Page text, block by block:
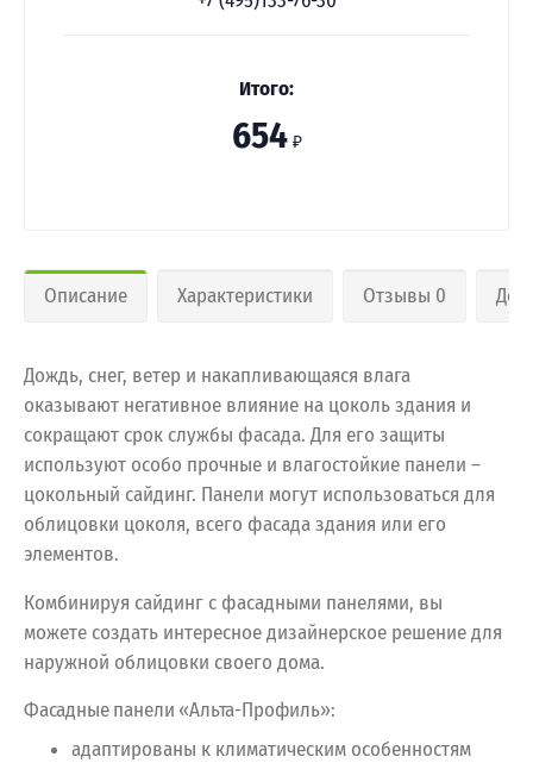
Итого:
654 ₽
Описание Характеристики Отзывы 0
Дождь, снег, ветер и накапливающаяся влага
оказывают негативное влияние на цоколь здания и
сокращают срок службы фасада. Для его защиты
используют особо прочные и влагостойкие панели –
цокольный сайдинг. Панели могут использоваться для
облицовки цоколя, всего фасада здания или его
элементов.
Комбинируя сайдинг с фасадными панелями, вы
можете создать интересное дизайнерское решение для
наружной облицовки своего дома.
Фасадные панели «Альта-Профиль»:
адаптированы к климатическим особенностям